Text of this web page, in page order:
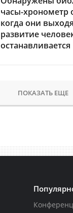
часы-хронометр
когда они
развитие
останавливается
ПОКАЗАТЬ ЕЩЕ